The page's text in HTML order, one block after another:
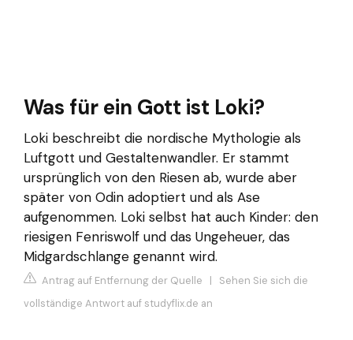
Was für ein Gott ist Loki?
Loki beschreibt die nordische Mythologie als
Luftgott und Gestaltenwandler. Er stammt
ursprünglich von den Riesen ab, wurde aber
später von Odin adoptiert und als Ase
aufgenommen. Loki selbst hat auch Kinder: den
riesigen Fenriswolf und das Ungeheuer, das
Midgardschlange genannt wird.
Antrag auf Entfernung der Quelle | Sehen Sie sich die
vollständige Antwort auf studyflix.de an